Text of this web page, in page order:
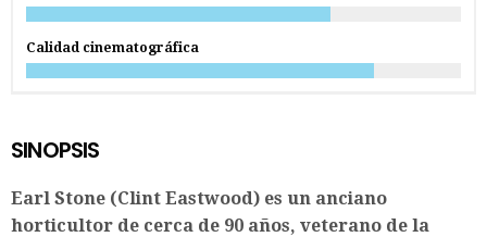
Calidad cinematográfica
SINOPSIS
Earl Stone (Clint Eastwood) es un anciano
horticultor de cerca de 90 años, veterano de la